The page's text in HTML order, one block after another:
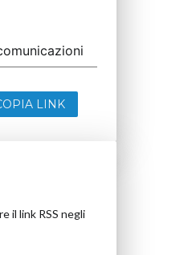
LINK
il link RSS negli